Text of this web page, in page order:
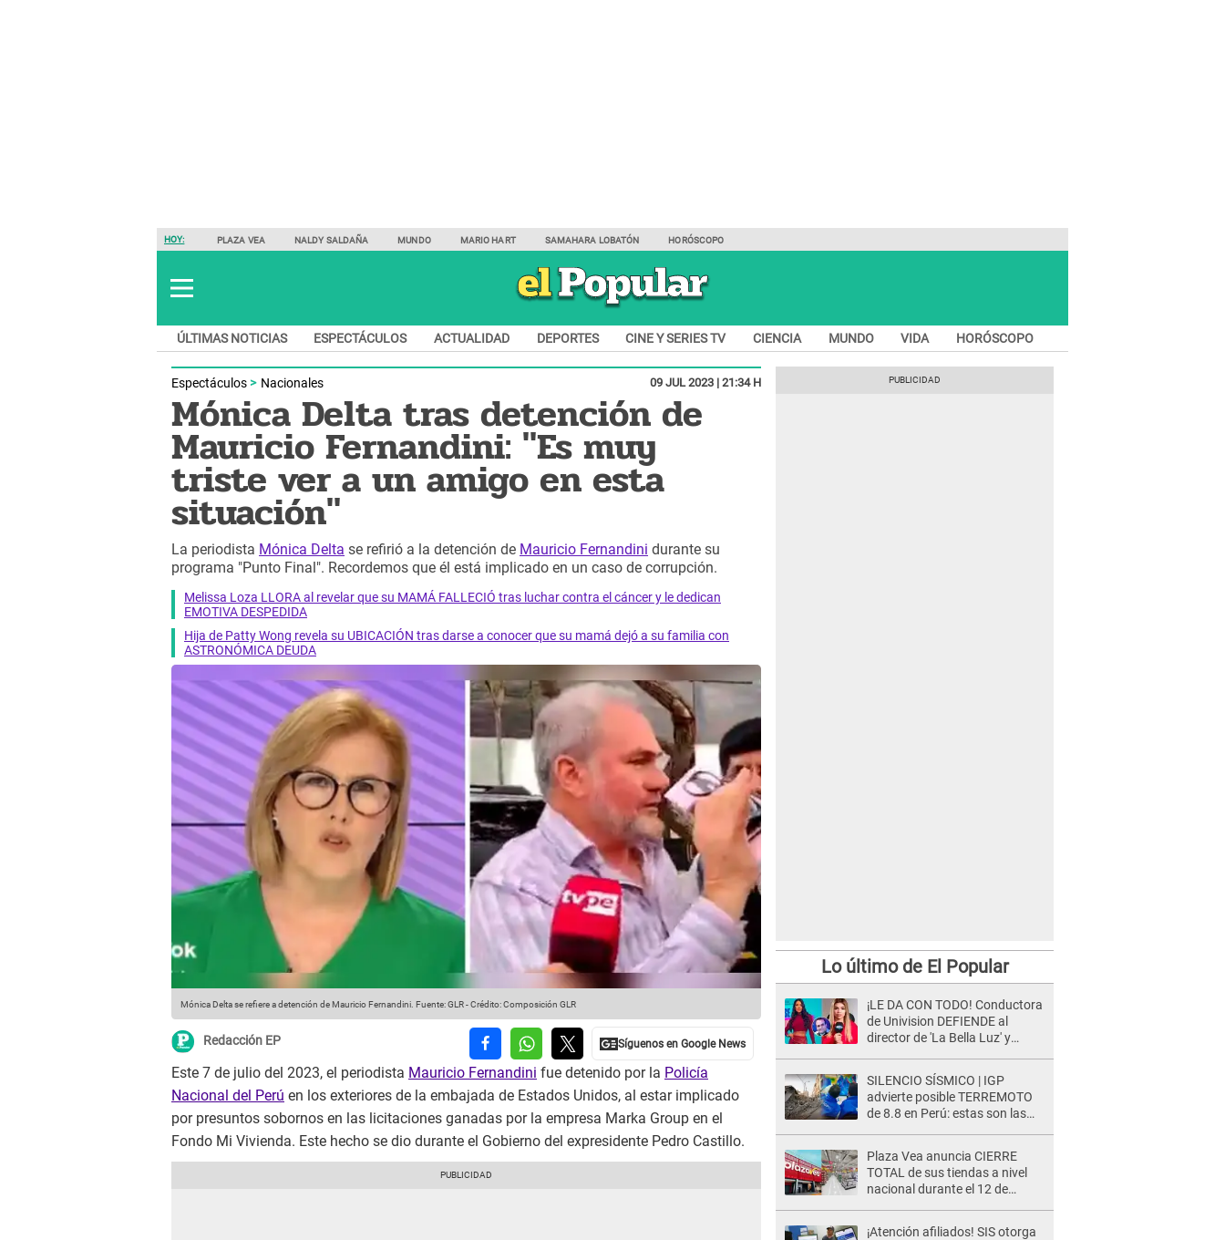
HOY: PLAZA VEA NALDY SALDAÑA MUNDO MARIO HART SAMAHARA LOBATÓN HORÓSCOPO
ÚLTIMAS NOTICIAS ESPECTÁCULOS ACTUALIDAD DEPORTES CINE Y SERIES TV CIENCIA MUNDO VIDA HORÓSCOPO
Espectáculos Nacionales 09 JUL 2023 | 21:34 H
Mónica Delta tras detención de
Mauricio Fernandini: "Es muy
triste ver a un amigo en esta
situación"
La periodista Mónica Delta se refirió a la detención de Mauricio Fernandini durante su
programa "Punto Final". Recordemos que él está implicado en un caso de corrupción.
Melissa Loza LLORA al revelar que su MAMÁ FALLECIÓ tras luchar contra el cáncer y le dedican
EMOTIVA DESPEDIDA
Hija de Patty Wong revela su UBICACIÓN tras darse a conocer que su mamá dejó a su familia con
ASTRONÓMICA DEUDA
Mónica Delta se refiere a detención de Mauricio Fernandini. Fuente: GLR-Crédito: Composición GLR
Redacción EP
Este 7 de julio del 2023, el periodista Mauricio Fernandini fue detenido por la Policía
Nacional del Perú en los exteriores de la embajada de Estados Unidos, al estar implicado
por presuntos sobornos en las licitaciones ganadas por la empresa Marka Group en el
Fondo Mi Vivienda. Este hecho se dio durante el Gobierno del expresidente Pedro Castillo.
Lo último de El Popular
¡LE DA CON TODO! Conductora
de Univision DEFIENDE al
director de 'La Bella Luz' y
Saldaña: “Muchas amantes...”
SILENCIO SÍSMICO | IGP
advierte posible TERREMOTO
de 8.8 en Perú: estas son las
Plaza Vea anuncia CIERRE
TOTAL de sus tiendas a nivel
nacional durante el 12 de
¡Atención afiliados! SIS otorga